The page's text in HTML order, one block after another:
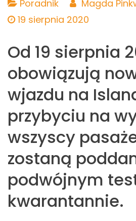
Poradnik
Magda
19 sierpnia 2020
Od 19 sierpnia
obowiązują
wjazdu na
przybyciu na
wszyscy
zostaną
podwójnym
kwarantannie.